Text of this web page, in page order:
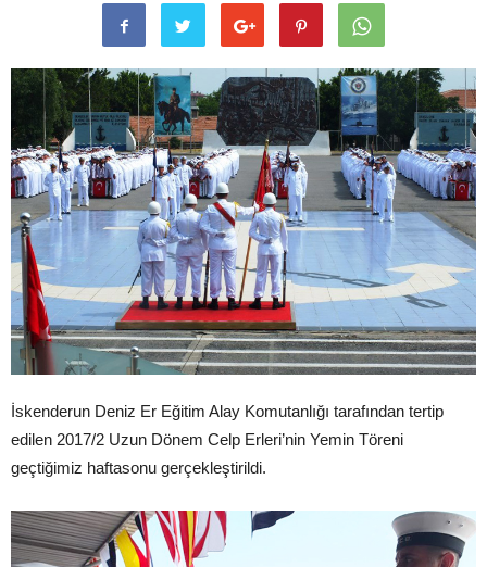
İskenderun Deniz Er Eğitim Alay Komutanlığı tarafından tertip
edilen 2017/2 Uzun Dönem Celp Erleri’nin Yemin Töreni
geçtiğimiz haftasonu gerçekleştirildi.